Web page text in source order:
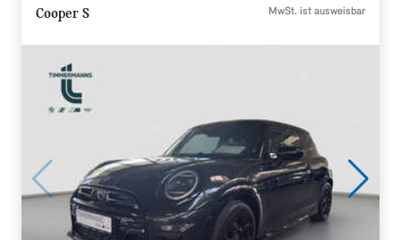
Cooper S MwSt. ist ausweisbar